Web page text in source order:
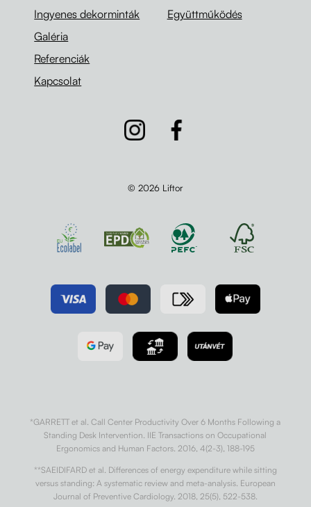
Ingyenes dekorminták
Galéria
Referenciák
Kapcsolat
Együttműködés
© 2026 Liftor
*GARRETT et al. Call Center Productivity Over 6 Months Following a
Standing Desk Intervention. IIE Transactions on Occupational
Ergonomics and Human Factors. 2016, 4(2-3), 188-195
**SAEIDIFARD et al. Differences of energy expenditure while sitting
versus standing: A systematic review and meta-analysis. European
Journal of Preventive Cardiology. 2018, 25(5), 522-538.